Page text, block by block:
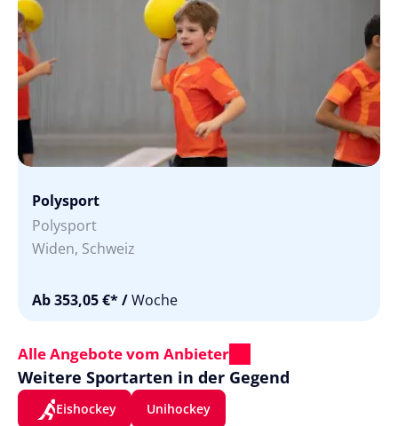
Polysport
Polysport
Widen, Schweiz
Ab 353,05 €*/Woche
Alle Angebote vom Anbieter
Weitere Sportarten in der Gegend
Eishockey Unihockey